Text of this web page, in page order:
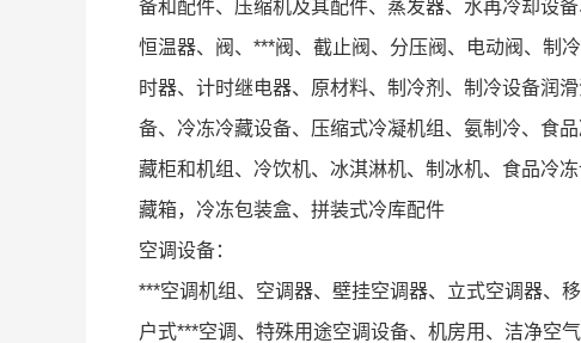
备和配件、压缩机及其配件、蒸发器、水再冷却设
恒温器、阀、***阀、截止阀、分压阀、电动阀、制
时器、计时继电器、原材料、制冷剂、制冷设备润
备、冷冻冷藏设备、压缩式冷凝机组、氨制冷、食
藏柜和机组、冷饮机、冰淇淋机、制冰机、食品冷
藏箱，冷冻包装盒、拼装式冷库配件
空调设备：
***空调机组、空调器、壁挂空调器、立式空调器、
户式***空调、特殊用途空调设备、机房用、洁净空